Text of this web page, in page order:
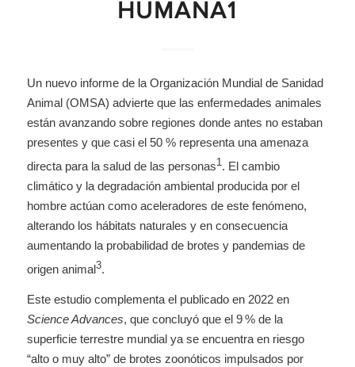
HUMANA1
Un nuevo informe de la Organización Mundial de Sanidad
Animal (OMSA) advierte que las enfermedades animales
están avanzando sobre regiones donde antes no estaban
presentes y que casi el 50 % representa una amenaza
directa para la salud de las personas1. El cambio
climático y la degradación ambiental producida por el
hombre actúan como aceleradores de este fenómeno,
alterando los hábitats naturales y en consecuencia
aumentando la probabilidad de brotes y pandemias de
origen animal3.
Este estudio complementa el publicado en 2022 en
Science Advances, que concluyó que el 9 % de la
superficie terrestre mundial ya se encuentra en riesgo
“alto o muy alto” de brotes zoonóticos impulsados por